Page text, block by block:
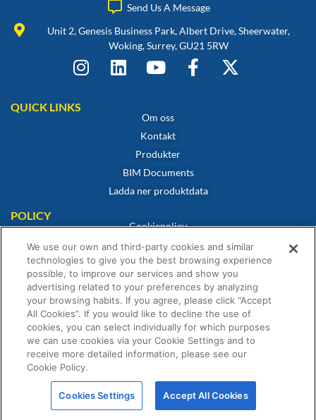
Send Us A Message
Unit 2, Genesis Business Park, Albert Drive, Sheerwater,
Woking, Surrey, GU21 5RW
QUICK LINKS
Om oss
Kontakt
Produkter
BIM Documents
Ladda ner produktdata
POLICY
Cookiepolicy
Integritetspolicy
Friskrivning
Försäljningsvillkor
Intyg om överensstämmelse
Garantiförklaring
förbehållna.
We use our own and third-party cookies and similar
technologies to give you the best browsing experience
possible, to improve our services and show you
advertising related to your preferences by analyzing
your browsing habits. If you agree, please click “Accept
All Cookies”. If you would like to decline the use of
cookies, you can select individually for which purposes
we can use cookies via your Cookie Settings and to
receive more detailed information, please see our
Cookie Policy.
Cookies Settings Accept All Cookies